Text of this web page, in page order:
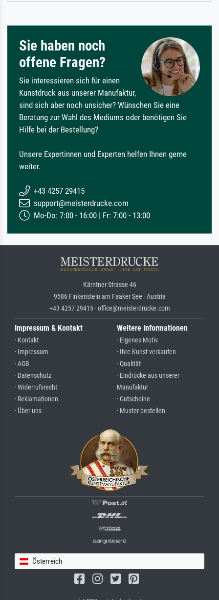
Sie haben noch
offene Fragen?
Sie interessieren sich für einen
Kunstdruck aus unserer Manufaktur,
sind sich aber noch unsicher? Wünschen Sie eine
Beratung zur Wahl des Mediums oder benötigen Sie
Hilfe bei der Bestellung?
Unsere Expertinnen und Experten helfen Ihnen gerne
weiter.
+43 4257 29415
support@meisterdrucke.com
Mo-Do: 7:00 - 16:00 | Fr: 7:00 - 13:00
Kärntner Strasse 46
9586 Finkenstein am Faaker See · Austria
+43 4257 29415 · office@meisterdrucke.com
Impressum & Kontakt
· Kontakt
· Impressum
· AGB
· Datenschutz
· Widerrufsrecht
· Reklamationen
· Über uns
Weitere Informationen
· Eigenes Motiv
· Ihre Kunst verkaufen
· Qualität
· Eindrücke aus unserer
Manufaktur
· Gutscheine
· Muster bestellen
Österreich